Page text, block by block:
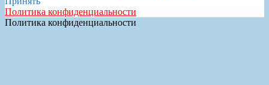
Политика конфиденциальности
Политика конфиденциальности